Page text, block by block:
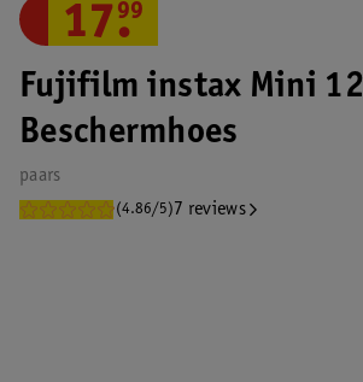
Fujifilm instax Mini 12
Beschermhoes
paars
(4.86/5) 7 reviews
17.
99